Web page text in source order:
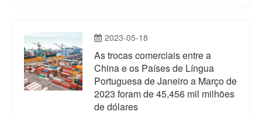
homólogo de 25.99%.
2023-05-18
As trocas comerciais entre a
China e os Países de Língua
Portuguesa de Janeiro a Março de
2023 foram de 45,456 mil milhões
de dólares